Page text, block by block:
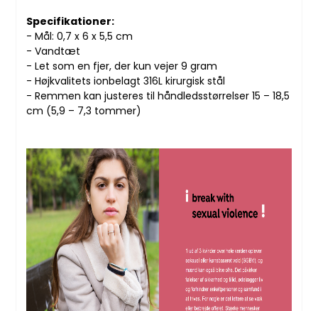
Specifikationer:
- Mål: 0,7 x 6 x 5,5 cm
- Vandtæt
- Let som en fjer, der kun vejer 9 gram
- Højkvalitets ionbelagt 316L kirurgisk stål
- Remmen kan justeres til håndledsstørrelser 15 – 18,5
cm (5,9 – 7,3 tommer)